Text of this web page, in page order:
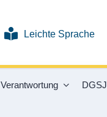
Leichte Sprache
Verantwortung DGSJ